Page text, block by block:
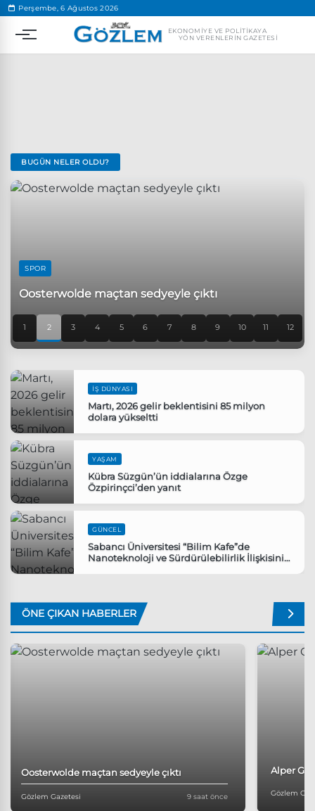
Perşembe, 6 Ağustos 2026
EKONOMIYE VE POLITIKAYA
YÖN VERENLERIN GAZETESI
Boykot
BUGÜN NELER OLDU?
SPOR
Oosterwolde maçtan sedyeyle çıktı
1 2 3 4 5 6 7 8 9 10 11 12
İŞ DÜNYASI
Martı, 2026 gelir beklentisini 85 milyon
dolara yükseltti
YAŞAM
Kübra Süzgün’ün iddialarına Özge
Özpirinçci’den yanıt
GÜNCEL
Sabancı Üniversitesi “Bilim Kafe”de
Nanoteknoloji ve Sürdürülebilirlik İlişkisini
ÖNE ÇIKAN HABERLER
Oosterwolde maçtan sedyeyle çıktı
Gözlem Gazetesi 9 saat önce
Alper
Gözlem